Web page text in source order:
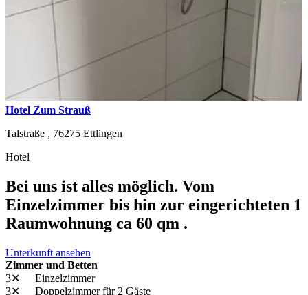
Hotel Zum Strauß
Talstraße , 76275 Ettlingen
Hotel
Bei uns ist alles möglich. Vom
Einzelzimmer bis hin zur eingerichteten 1
Raumwohnung ca 60 qm .
Unterkunft ansehen
Zimmer und Betten
3✕
Einzelzimmer
3✕
Doppelzimmerfür 2 Gäste